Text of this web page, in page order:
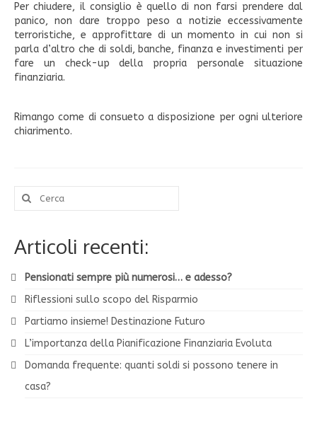
Per chiudere, il consiglio è quello di non farsi prendere dal
panico, non dare troppo peso a notizie eccessivamente
terroristiche, e approfittare di un momento in cui non si
parla d’altro che di soldi, banche, finanza e investimenti per
fare un check-up della propria personale situazione
finanziaria.
Rimango come di consueto a disposizione per ogni ulteriore
chiarimento.
Cerca:
Articoli recenti:
Pensionati sempre più numerosi… e adesso?
Riflessioni sullo scopo del Risparmio
Partiamo insieme! Destinazione Futuro
L’importanza della Pianificazione Finanziaria Evoluta
Domanda frequente: quanti soldi si possono tenere in
casa?